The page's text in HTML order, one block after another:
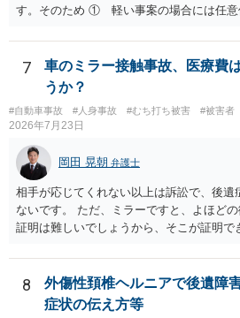
す。そのため ① 軽い事案の場合には任意
保険の協議となり，事案によっては保険会
場合が多いこと イ 刑事事件に進む場合
と などの事情から，任意保険に入ってい
外は，あまり顕在化する事情がないのだと
者側も弁護士が入っているケースは実際
事事件の面で問題となっています。 交通
察に報告しなければなりません。道路交通
に不申告という形で定められています。本
当することがはっきりしている事案です。
から，刑事事件になりそうな…」ではなく
とがはっきりしている事案です。 自分は逃
ょう。そのため，故意を否認している形に
離れる」→「コンビニで駐車」→「しばら
戻る→誰もいないから警察に連絡しないで
事故を起こした認識があるから現場に戻
て警察に連絡しないのだろうという話にな
7
車のミラー接触事故、医療費
うか？
#自動車事故 #人身事故 #むち打ち被害 #被害者
2026年7月23日
岡田 晃朝 弁護士
相手が応じてくれない以上は訴訟で、後遺
ないです。 ただ、ミラーですと、よほど
証明は難しいでしょうから、そこが証明で
8
外傷性頚椎ヘルニアで後遺障
症状の伝え方等